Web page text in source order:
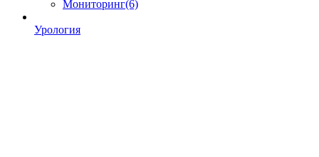
Мониторинг(6)
Урология